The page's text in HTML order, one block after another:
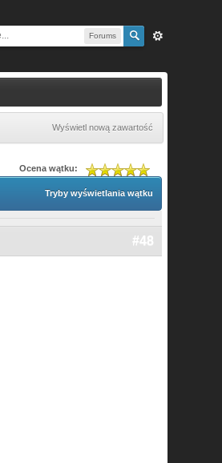
Forums
Wyświetl nową zawartość
Ocena wątku:
Tryby wyświetlania wątku
#48